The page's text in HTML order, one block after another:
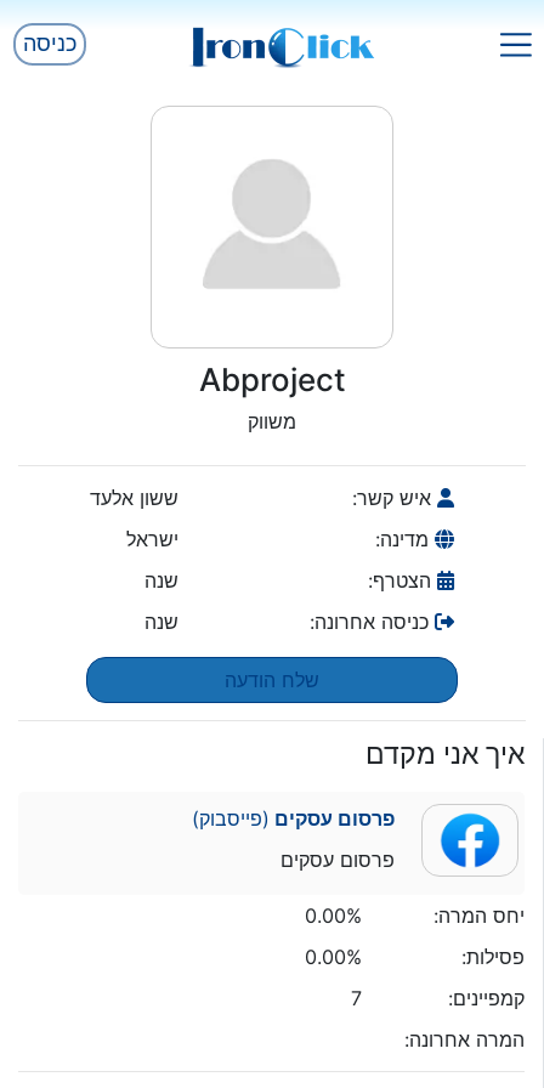
כניסה
Abproject
משווק
איש קשר:
ששון אלעד
מדינה:
ישראל
הצטרף:
שנה
כניסה אחרונה:
שנה
שלח הודעה
איך אני מקדם
פרסום עסקים (פייסבוק)
פרסום עסקים
יחס המרה:
0.00%
פסילות:
0.00%
קמפיינים:
7
המרה אחרונה: